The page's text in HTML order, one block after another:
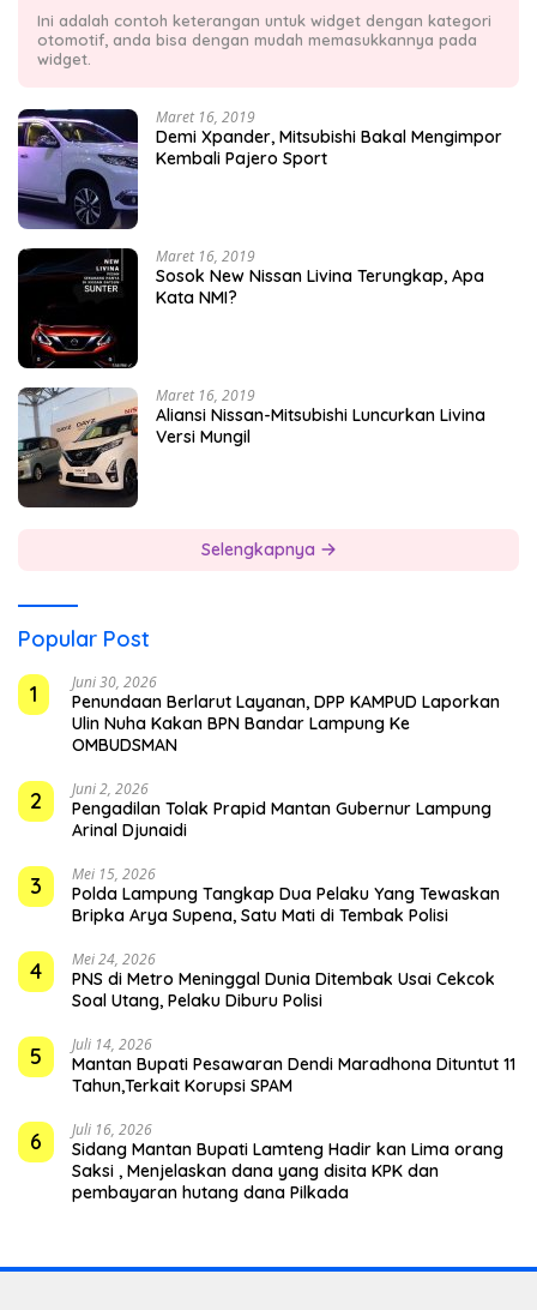
Ini adalah contoh keterangan untuk widget dengan kategori
otomotif, anda bisa dengan mudah memasukkannya pada
widget.
Maret 16, 2019
Demi Xpander, Mitsubishi Bakal Mengimpor
Kembali Pajero Sport
Maret 16, 2019
Sosok New Nissan Livina Terungkap, Apa
Kata NMI?
Maret 16, 2019
Aliansi Nissan-Mitsubishi Luncurkan Livina
Versi Mungil
Selengkapnya
Popular Post
1
Juni 30, 2026
Penundaan Berlarut Layanan, DPP KAMPUD Laporkan
Ulin Nuha Kakan BPN Bandar Lampung Ke
OMBUDSMAN
2 Juni 2, 2026
Pengadilan Tolak Prapid Mantan Gubernur Lampung
Arinal Djunaidi
3 Mei 15, 2026
Polda Lampung Tangkap Dua Pelaku Yang Tewaskan
Bripka Arya Supena, Satu Mati di Tembak Polisi
4 Mei 24, 2026
PNS di Metro Meninggal Dunia Ditembak Usai Cekcok
Soal Utang, Pelaku Diburu Polisi
5 Juli 14, 2026
Mantan Bupati Pesawaran Dendi Maradhona Dituntut 11
Tahun,Terkait Korupsi SPAM
6 Juli 16, 2026
Sidang Mantan Bupati Lamteng Hadir kan Lima orang
Saksi , Menjelaskan dana yang disita KPK dan
pembayaran hutang dana Pilkada